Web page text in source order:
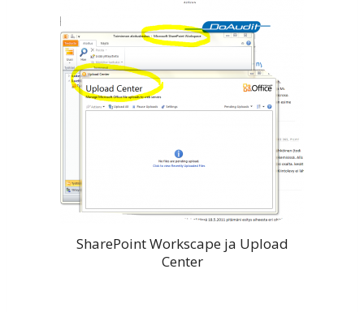
SharePoint Workscape ja Upload
Center